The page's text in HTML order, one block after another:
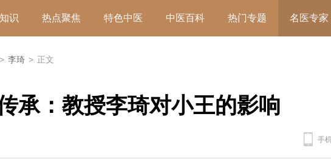
识 热点聚焦 特色中医 中医百科 热门专题 名医专家
> 李琦 > 正文
承：教授李琦对小王的影响
手